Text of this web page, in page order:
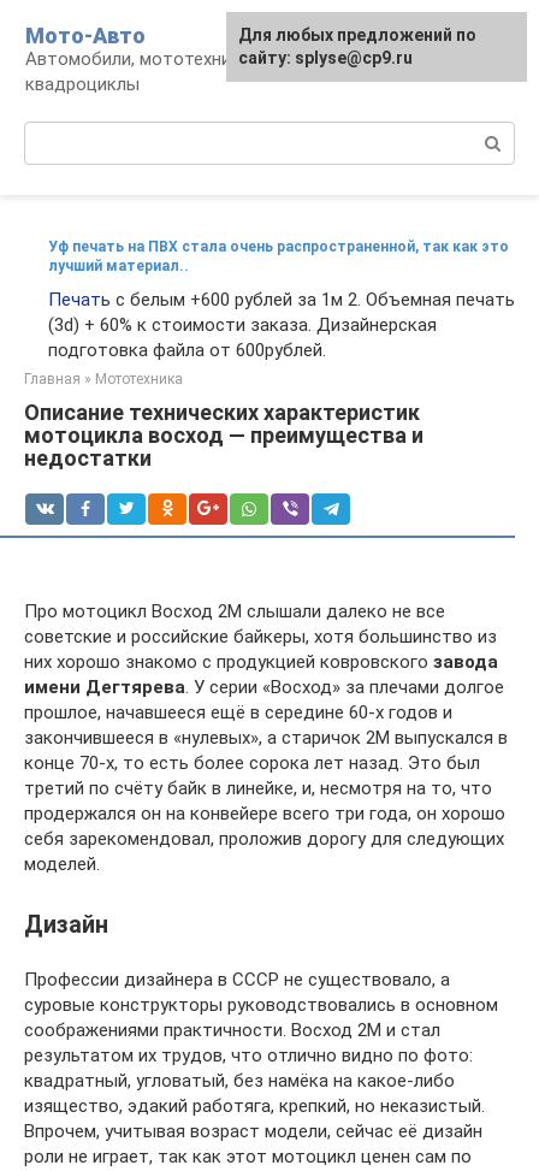
контенту
Мото-Авто
Автомобили, мототехника, снегоходы,
квадроциклы
Уф печать на ПВХ стала очень распространенной, так как это
лучший материал..
Печать с белым +600 рублей за 1м 2. Объемная печать
(3d) + 60% к стоимости заказа. Дизайнерская
подготовка файла от 600рублей.
Главная » Мототехника
Описание технических характеристик
мотоцикла восход — преимущества и
недостатки
Про мотоцикл Восход 2М слышали далеко не все
советские и российские байкеры, хотя большинство из
них хорошо знакомо с продукцией ковровского завода
имени Дегтярева. У серии «Восход» за плечами долгое
прошлое, начавшееся ещё в середине 60-х годов и
закончившееся в «нулевых», а старичок 2M выпускался в
конце 70-х, то есть более сорока лет назад. Это был
третий по счёту байк в линейке, и, несмотря на то, что
продержался он на конвейере всего три года, он хорошо
себя зарекомендовал, проложив дорогу для следующих
моделей.
Дизайн
Профессии дизайнера в СССР не существовало, а
суровые конструкторы руководствовались в основном
соображениями практичности. Восход 2М и стал
результатом их трудов, что отлично видно по фото:
квадратный, угловатый, без намёка на какое-либо
изящество, эдакий работяга, крепкий, но неказистый.
Впрочем, учитывая возраст модели, сейчас её дизайн
роли не играет, так как этот мотоцикл ценен сам по
Для любых предложений по
сайту: splyse@cp9.ru